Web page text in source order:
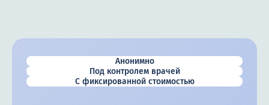
Анонимно
Под контролем врачей
С фиксированной стоимостью